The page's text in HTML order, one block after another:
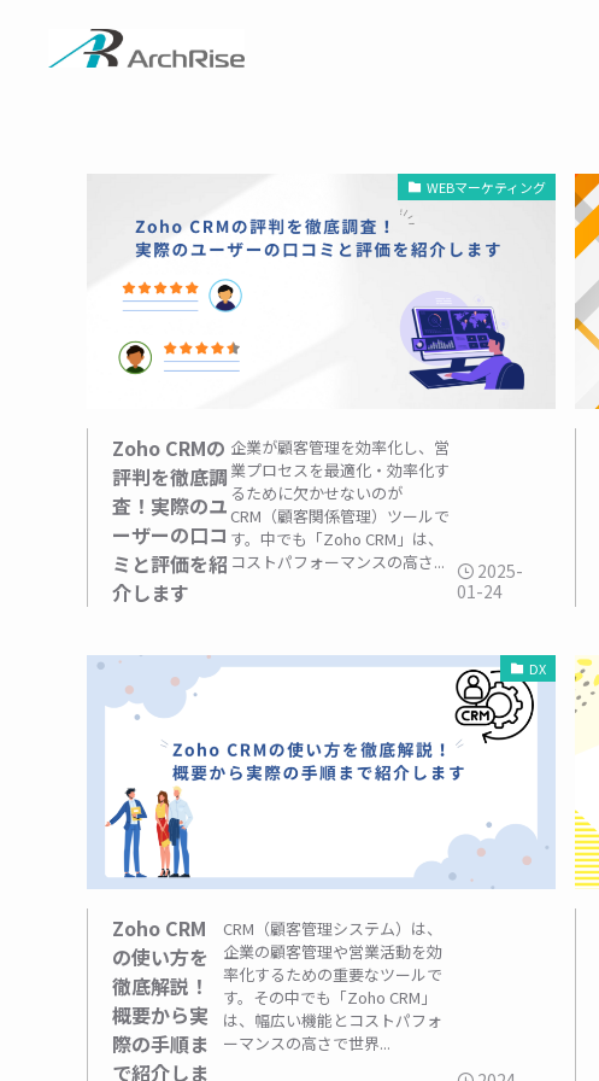
WEBマーケティング
Zoho CRMの
評判を徹底調
査！実際のユ
ーザーの口コ
ミと評価を紹
介します
企業が顧客管理を効率化し、営
業プロセスを最適化・効率化す
るために欠かせないのが
CRM（顧客関係管理）ツールで
す。中でも「Zoho CRM」は、
コストパフォーマンスの高さ...
2025-
01-24
DX
Zoho CRM
の使い方を
徹底解説！
概要から実
際の手順ま
で紹介しま
CRM（顧客管理システム）は、
企業の顧客管理や営業活動を効
率化するための重要なツールで
す。その中でも「Zoho CRM」
は、幅広い機能とコストパフォ
ーマンスの高さで世界...